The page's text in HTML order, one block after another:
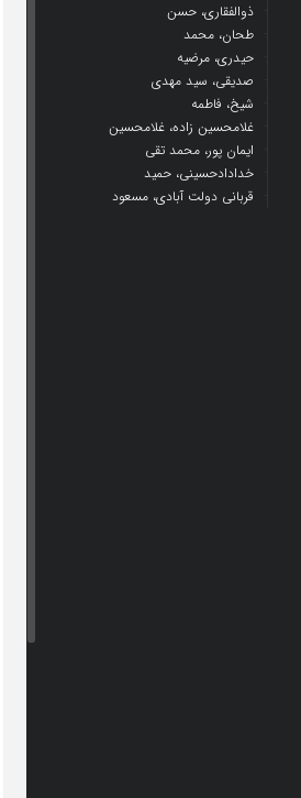
ذوالفقاری، حسن
طحان، محمد
حیدری، مرضیه
صدیقی، سید مهدی
شیخ، فاطمه
غلامحسین زاده، غلامحسین
ایمان پور، محمد تقی
خدادادحسینی، حمید
قربانی دولت آبادی، مسعود